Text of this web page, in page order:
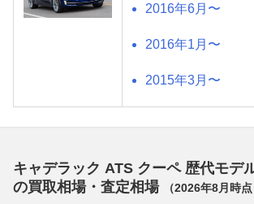
2016年6月〜
2016年1月〜
2015年3月〜
キャデラック ATS クーペ 歴代モデ
の買取相場・査定相場
（2026年8月 時点